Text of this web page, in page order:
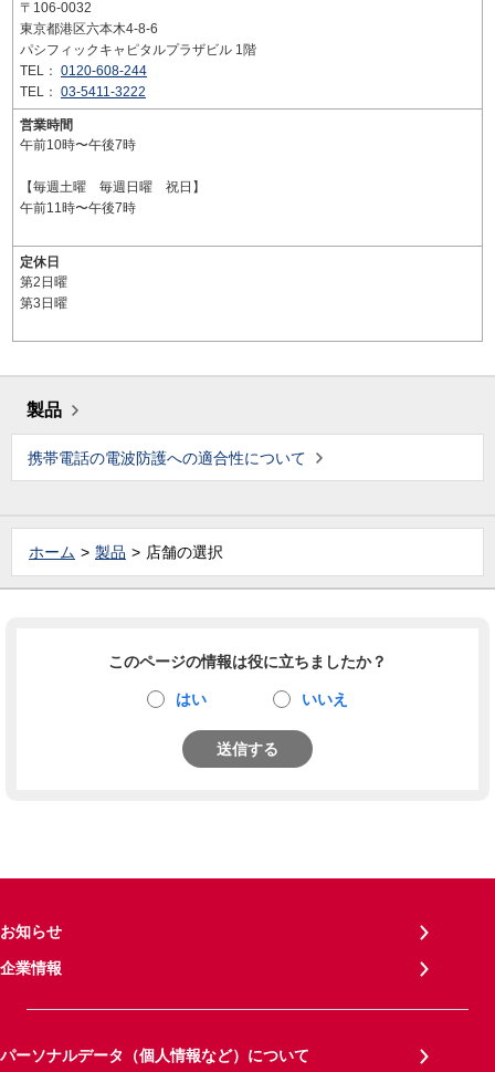
〒106-0032
東京都港区六本木4-8-6
パシフィックキャピタルプラザビル 1階
TEL： 0120-608-244
TEL： 03-5411-3222
営業時間
午前10時〜午後7時
【毎週土曜 毎週日曜 祝日】
午前11時〜午後7時
定休日
第2日曜
第3日曜
製品
携帯電話の電波防護への適合性について
ホーム 製品 店舗の選択
このページの情報は役に立ちましたか？
はい いいえ
送信する
お知らせ
企業情報
パーソナルデータ（個人情報など）について